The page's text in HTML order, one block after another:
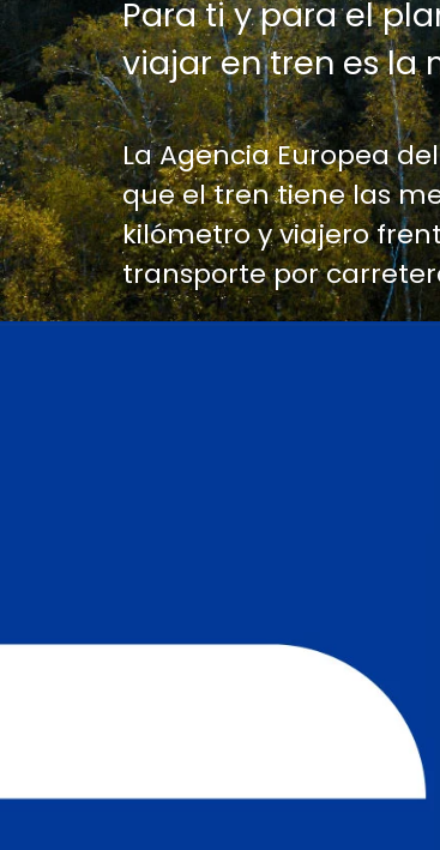
Para ti y para el
viajar en tren es la
La Agencia Europea
que el tren tiene las
kilómetro y viajero
transporte por